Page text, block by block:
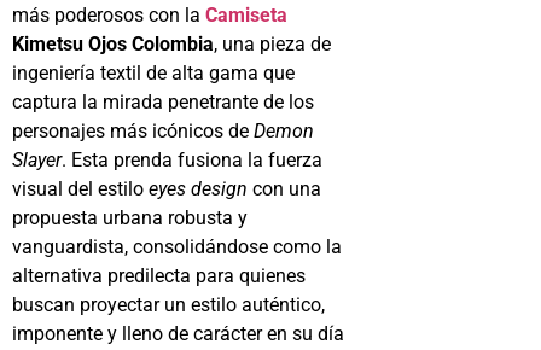
más poderosos con la Camiseta
Kimetsu Ojos Colombia, una pieza de
ingeniería textil de alta gama que
captura la mirada penetrante de los
personajes más icónicos de Demon
Slayer. Esta prenda fusiona la fuerza
visual del estilo eyes design con una
propuesta urbana robusta y
vanguardista, consolidándose como la
alternativa predilecta para quienes
buscan proyectar un estilo auténtico,
imponente y lleno de carácter en su día